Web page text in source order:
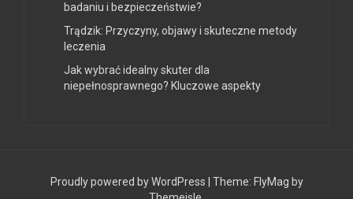
badaniu i bezpieczeństwie?
Trądzik: Przyczyny, objawy i skuteczne metody
leczenia
Jak wybrać idealny skuter dla
niepełnosprawnego? Kluczowe aspekty
Proudly powered by WordPress Theme: FlyMag by